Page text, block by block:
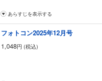
あらすじを表示する
フォトコン2025年12月号
1,048円 (税込)